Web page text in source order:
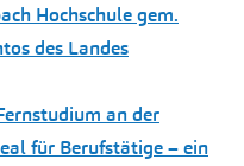
Hochschule gem.
des Landes
an der
für Berufstätige – ein